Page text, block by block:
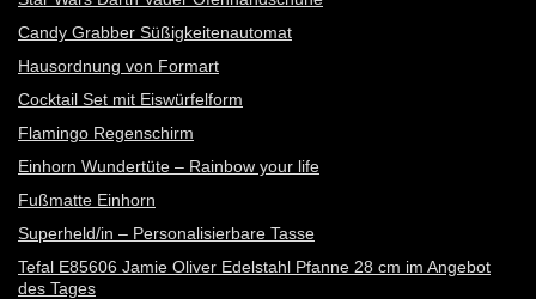
Candy Grabber Süßigkeitenautomat
Hausordnung von Formart
Cocktail Set mit Eiswürfelform
Flamingo Regenschirm
Einhorn Wundertüte – Rainbow your life
Fußmatte Einhorn
Superheld/in – Personalisierbare Tasse
Tefal E85606 Jamie Oliver Edelstahl Pfanne 28 cm im Angebot
des Tages